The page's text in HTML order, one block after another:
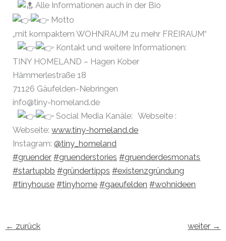
Alle Informationen auch in der Bio
Motto
„mit kompaktem WOHNRAUM zu mehr FREIRAUM“
Kontakt und weitere Informationen:
TINY HOMELAND – Hagen Kober
Hämmerlestraße 18
71126 Gäufelden-Nebringen
info@tiny-homeland.de
Social Media Kanäle: Webseite :
Webseite:www.tiny-homeland.de
Instagram:@tiny_homeland
#gruender #gruenderstories #gruenderdesmonats
#startupbb #gründertipps #existenzgründung
#tinyhouse #tinyhome #gaeufelden #wohnideen
← zurück weiter →